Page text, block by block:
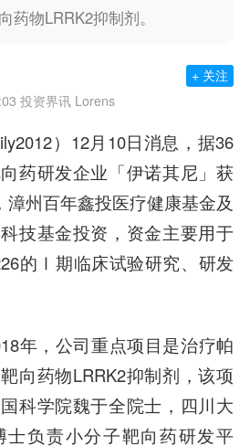
药物LRRK2抑制剂。
投资界讯 Lorens
+ 关注
）12月10日消息，据36
药研发企业「伊诺其尼」获
漳州百年鑫投医疗健康基金及
技基金投资，资金主要用于
的Ⅰ期临床试验研究、研发
年，公司重点项目是治疗帕
向药物LRRK2抑制剂，该项
科学院魏于全院士，四川大
士负责小分子靶向药研发平